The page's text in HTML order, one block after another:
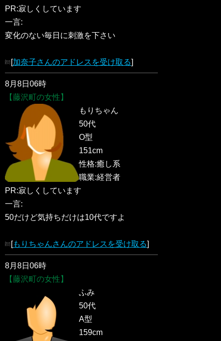
PR:寂しくしています
一言:
変化のない毎日に刺激を下さい
[加奈子さんのアドレスを受け取る]
8月8日06時
【藤沢町の女性】
もりちゃん
50代
O型
151cm
性格:癒し系
職業:経営者
PR:寂しくしています
一言:
50だけど気持ちだけは10代ですよ
[もりちゃんさんのアドレスを受け取る]
8月8日06時
【藤沢町の女性】
ふみ
50代
A型
159cm